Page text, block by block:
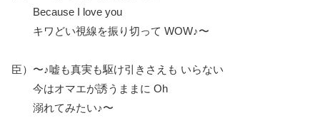
Because I love you
キワどい視線を振り切って WOW♪〜
臣）〜♪嘘も真実も駆け引きさえも いらない
今はオマエが誘うままに Oh
溺れてみたい♪〜